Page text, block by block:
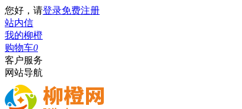
您好，请登录免费注册
站内信
我的柳橙
购物车0
客户服务
网站导航